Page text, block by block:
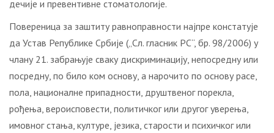
дечије и превентивне стоматологије.
Повереница за заштиту равноправности најпре констатује
да Устав Републике Србије („Сл. гласник РС“, бр. 98/2006) у
члану 21. забрањује сваку дискриминацију, непосредну или
посредну, по било ком основу, а нарочито по основу расе,
пола, националне припадности, друштвеног порекла,
рођења, вероисповести, политичког или другог уверења,
имовног стања, културе, језика, старости и психичког или